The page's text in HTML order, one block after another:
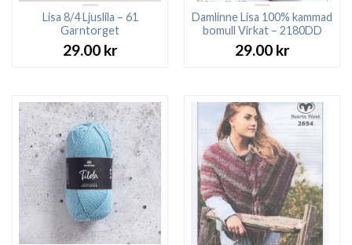
Lisa 8/4 Ljuslila – 61
Garntorget
29.00 kr
Damlinne Lisa 100% kammad
bomull Virkat – 2180DD
29.00 kr